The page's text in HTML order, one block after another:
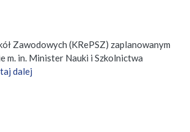
Zawodowych (KRePSZ) zaplanowanym
m. in. Minister Nauki i Szkolnictwa
dalej